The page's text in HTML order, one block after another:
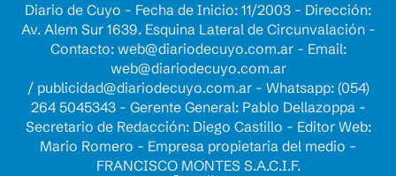
Diario de Cuyo - Fecha de Inicio: 11/2003 - Dirección:
Av. Alem Sur 1639. Esquina Lateral de Circunvalación -
Contacto: web@diariodecuyo.com.ar- Email:
web@diariodecuyo.com.ar
/ publicidad@diariodecuyo.com.ar- Whatsapp: (054)
264 5045343 - Gerente General: Pablo Dellazoppa -
Secretario de Redacción: Diego Castillo - Editor Web:
Mario Romero - Empresa propietaria del medio -
FRANCISCO MONTES S.A.C.I.F.